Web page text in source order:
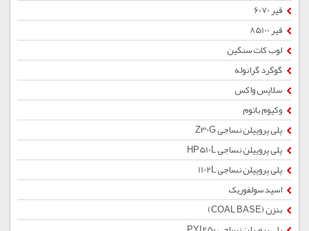
قیر 6070
قیر 85100
لوب کات سنگین
گوگرد گرانوله
سلاپس واکس
وکیوم باتوم
پلی پروپیلن نساجی Z30G
پلی پروپیلن نساجی HP510L
پلی پروپیلن نساجی 1102L
اسید سولفوریک
بنزن (COAL BASE)